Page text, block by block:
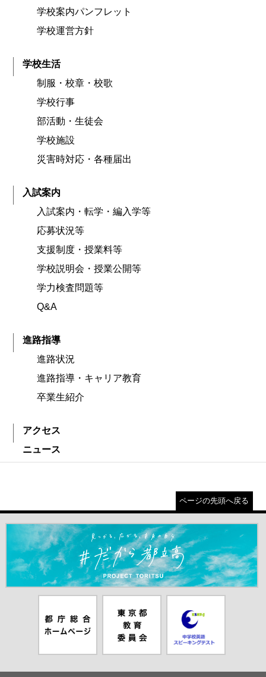
学校案内パンフレット
学校運営方針
学校生活
制服・校章・校歌
学校行事
部活動・生徒会
学校施設
災害時対応・各種届出
入試案内
入試案内・転学・編入学等
応募状況等
支援制度・授業料等
学校説明会・授業公開等
学力検査問題等
Q&A
進路指導
進路状況
進路指導・キャリア教育
卒業生紹介
アクセス
ニュース
ページの先頭へ戻る
＃だから都立高（別ウインドウが開きます）
ムページ（別
ウインドウが
員会（別ウイ
ンドウが開き
ピーキングテ
スト（別ウイ
ンドウが開き